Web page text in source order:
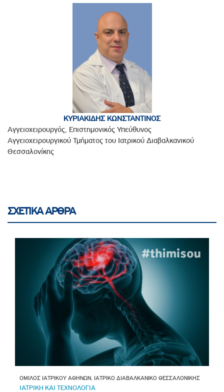
ΚΥΡΙΑΚΙΔΗΣ ΚΩΝΣΤΑΝΤΙΝΟΣ
Αγγειοχειρουργός, Επιστημονικός Υπεύθυνος
Αγγειοχειρουργικού Τμήματος του Ιατρικού Διαβαλκανικού
Θεσσαλονίκης
ΣΧΕΤΙΚΑ ΑΡΘΡΑ
ΟΜΙΛΟΣ ΙΑΤΡΙΚΟΥ ΑΘΗΝΩΝ, ΙΑΤΡΙΚΟ ΔΙΑΒΑΛΚΑΝΙΚΟ ΘΕΣΣΑΛΟΝΙΚΗΣ
ΙΑΤΡΙΚΗ ΚΑΙ ΤΕΧΝΟΛΟΓΙΑ